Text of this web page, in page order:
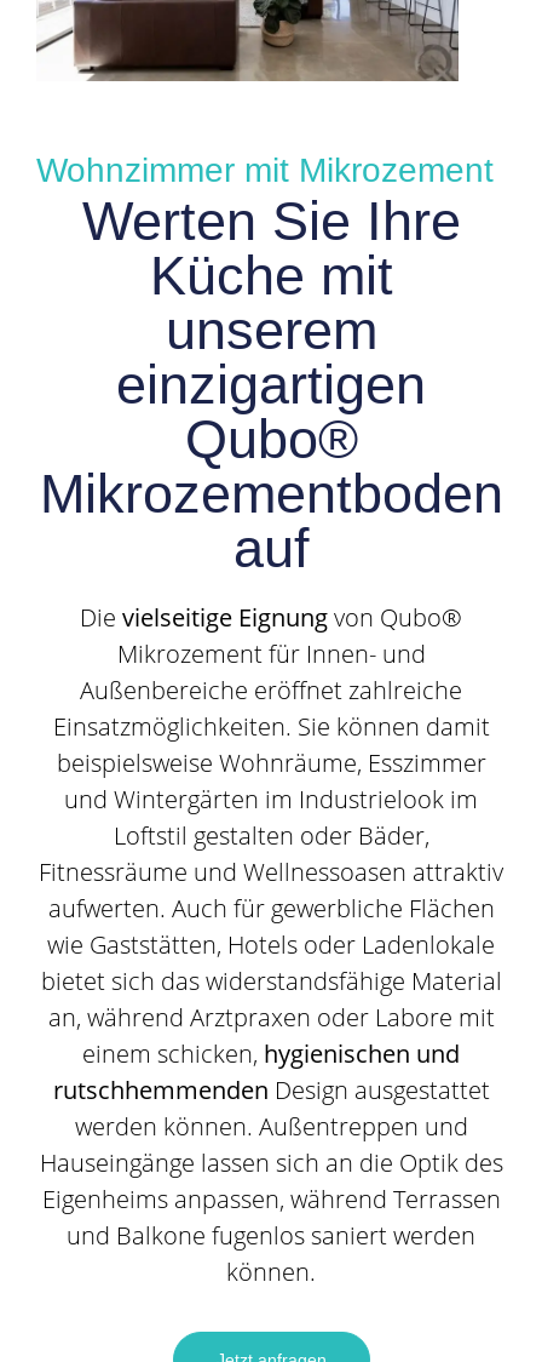
Wohnzimmer mit Mikrozement
Werten Sie Ihre
Küche mit
unserem
einzigartigen
Qubo®
Mikrozementboden
auf
Die vielseitige Eignungvon Qubo®
Mikrozement für Innen- und
Außenbereiche eröffnet zahlreiche
Einsatzmöglichkeiten. Sie können damit
beispielsweise Wohnräume, Esszimmer
und Wintergärten im Industrielook im
Loftstil gestalten oder Bäder,
Fitnessräume und Wellnessoasen attraktiv
aufwerten. Auch für gewerbliche Flächen
wie Gaststätten, Hotels oder Ladenlokale
bietet sich das widerstandsfähige Material
an, während Arztpraxen oder Labore mit
einem schicken, hygienischen und
rutschhemmenden Design ausgestattet
werden können. Außentreppen und
Hauseingänge lassen sich an die Optik des
Eigenheims anpassen, während Terrassen
und Balkone fugenlos saniert werden
können.